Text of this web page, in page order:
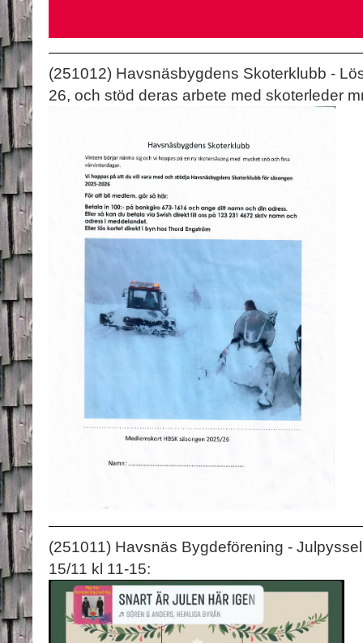
(251012) Havsnäsbygdens Skoterklubb -
26, och stöd deras arbete med skoterleder
(251011) Havsnäs Bygdeförening -
15/11 kl 11-15: